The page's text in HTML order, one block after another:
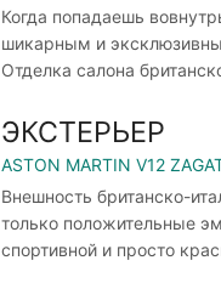
Когда попадаешь
шикарным и
Отделка салона
ЭКСТЕРЬЕР
ASTON MARTIN V12
Внешность британско-
только положительные
спортивной и просто